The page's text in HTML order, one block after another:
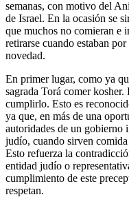
semanas, con motivo del
de Israel. En la ocasión se
que muchos no comieran e
retirarse cuando estaban
novedad.
En primer lugar, como ya
sagrada Torá comer
cumplirlo. Esto es
ya que, en más de una
autoridades de un gobierno
judío, cuando sirven
Esto refuerza la
entidad judío o
cumplimiento de este
respetan.